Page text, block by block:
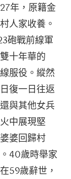
年，原籍金
人家收養。
砲戰前線軍
十年華的
服役。縱然
復一日往返
與其他女兵
中展現堅
婆回歸村
40歲時舉家
59歲辭世，